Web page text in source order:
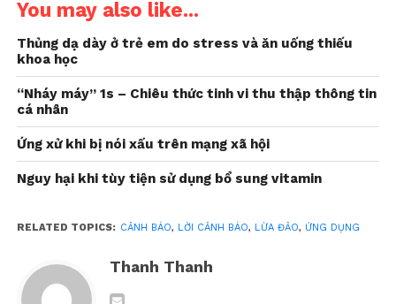
Tuy nhiên, chỉ vài giờ sau khicài đặt ứng dụng
theo hướng dẫn, toàn bộ dữ liệu cá nhân cùng tài
khoản ngân hàng trên điện thoại của chị đã bị xâm
nhập. Chị phát hiện nhiều giao dịch chuyển tiền bất
thường và bị mất hơn 50 triệu đồng.
– Giám đốc Trung tâm Tư vấn và
Đào tạo An ninh mạng ATHENA – cảnh báo:
danh công an, gọi điện tới
You may also like...
Thủng dạ dày ở trẻ em do stress và ăn uống thiếu
khoa học
“Nháy máy” 1s – Chiêu thức tinh vi thu thập thông tin
cá nhân
Ứng xử khi bị nói xấu trên mạng xã hội
Nguy hại khi tùy tiện sử dụng bổ sung vitamin
RELATED TOPICS: CẢNH BÁO, LỜI CẢNH BÁO, LỪA ĐẢO, ỨNG DỤNG
Thanh Thanh